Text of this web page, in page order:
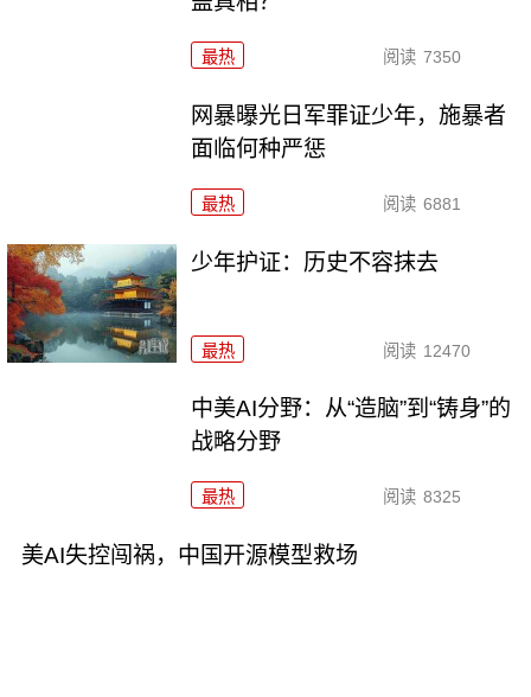
最热 阅读 7350
网暴曝光日军罪证少年，施暴者
面临何种严惩
最热 阅读 6881
少年护证：历史不容抹去
最热 阅读 12470
中美AI分野：从“造脑”到“铸身”的
战略分野
最热 阅读 8325
美AI失控闯祸，中国开源模型救场